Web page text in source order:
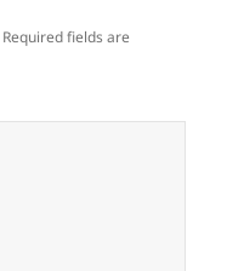
Required fields are